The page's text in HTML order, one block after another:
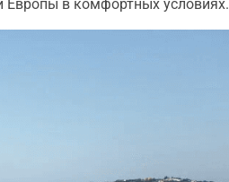
Европы в комфортных условиях.